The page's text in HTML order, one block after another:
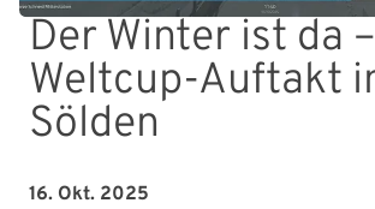
Der Winter ist da –
Weltcup-Auftakt
Sölden
16. Okt. 2025